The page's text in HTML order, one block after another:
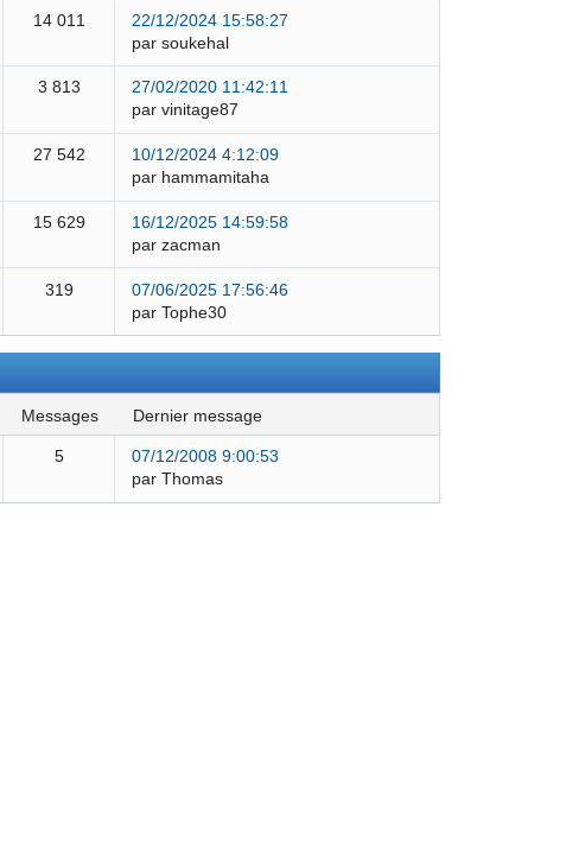
14 011
22/12/2024 15:58:27
par soukehal
3 813
27/02/2020 11:42:11
par vinitage87
27 542
10/12/2024 4:12:09
par hammamitaha
15 629
16/12/2025 14:59:58
par zacman
319
07/06/2025 17:56:46
par Tophe30
messages dernier message
5
07/12/2008 9:00:53
par Thomas